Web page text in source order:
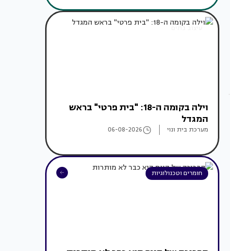
עיצוב בתים
וילה בקומה ה-18: "בית פרטי" בראש
המגדל
מערכת בית ונוי 06-08-2026
חומרים וטכנולוגיות